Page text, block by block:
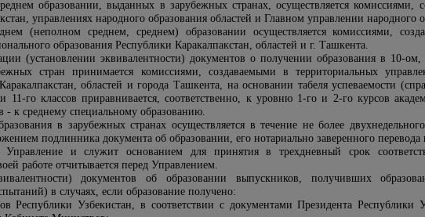
образовании, выданных в зарубежных странах, осуществляется комиссиями,
управлениях народного образования областей и Главном управлении народного
(неполном среднем, среднем) образовании осуществляется комиссиями,
образования Республики Каракалпакстан, областей и г. Ташкента.
(установлении эквивалентности) документов о получении образования в 10-
стран принимается комиссиями, создаваемыми в территориальных
областей и города Ташкента, на основании табеля успеваемости
го классов приравнивается, соответственно, к уровню 1-го и 2-го курсов
к среднему специальному образованию.
в зарубежных странах осуществляется в течение не более
подлинника документа об образовании, его нотариально заверенного перевода
Управление и служит основанием для принятия в трехдневный срок
работе отчитывается перед Управлением.
документов об образовании выпускников, получивших
в случаях, если образование получено:
Республики Узбекистан, в соответствии с документами Президента Республики